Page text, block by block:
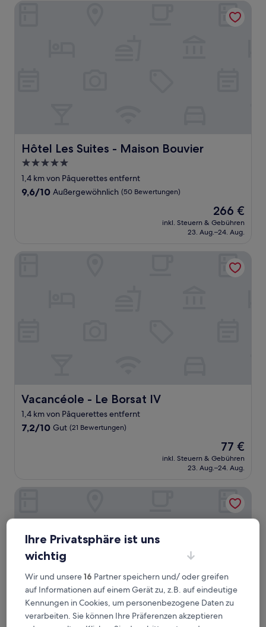
Hôtel Les Suites - Maison Bouvier
Hôtel Les Suites - Maison Bouvier
5.0-
Sterne-
Unterkunft
1,4 km von Pâquerettes entfernt
9.6
9,6/10 Außergewöhnlich (50 Bewertungen)
Der
Preis
beträgt
266 €
inkl. Steuern & Gebühren
23. Aug.–24. Aug.
Vacancéole - Le Borsat IV
Vacancéole - Le Borsat IV
1,4 km von Pâquerettes entfernt
7.2
7,2/10 Gut (21 Bewertungen)
Der
Preis
beträgt
77 €
inkl. Steuern & Gebühren
23. Aug.–24. Aug.
Ihre Privatsphäre ist uns
wichtig
Wir und unsere16 Partner speichern und/ oder greifen
auf Informationen auf einem Gerät zu, z.B. auf eindeutige
Kennungen in Cookies, um personenbezogene Daten zu
verarbeiten. Sie können Ihre Präferenzen akzeptieren